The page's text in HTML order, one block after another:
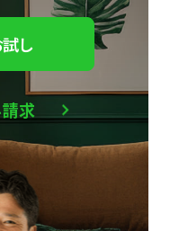
し
求